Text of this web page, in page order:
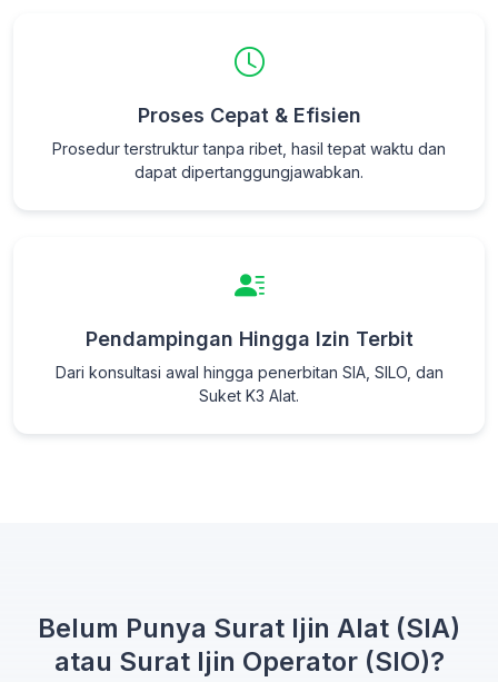
Proses Cepat & Efisien
Prosedur terstruktur tanpa ribet, hasil tepat waktu dan
dapat dipertanggungjawabkan.
Pendampingan Hingga Izin Terbit
Dari konsultasi awal hingga penerbitan SIA, SILO, dan
Suket K3 Alat.
Belum Punya Surat Ijin Alat (SIA)
atau Surat Ijin Operator (SIO)?